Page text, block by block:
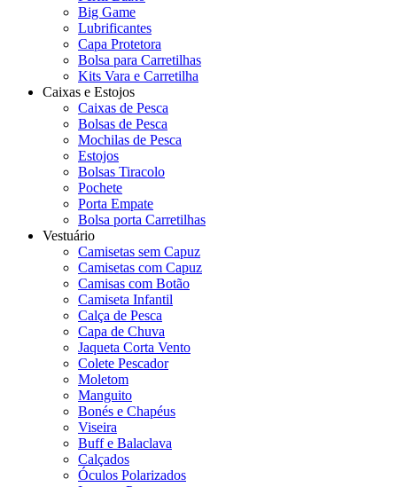
Big Game
Lubrificantes
Capa Protetora
Bolsa para Carretilhas
Kits Vara e Carretilha
Caixas e Estojos
Caixas de Pesca
Bolsas de Pesca
Mochilas de Pesca
Estojos
Bolsas Tiracolo
Pochete
Porta Empate
Bolsa porta Carretilhas
Vestuário
Camisetas sem Capuz
Camisetas com Capuz
Camisas com Botão
Camiseta Infantil
Calça de Pesca
Capa de Chuva
Jaqueta Corta Vento
Colete Pescador
Moletom
Manguito
Bonés e Chapéus
Viseira
Buff e Balaclava
Calçados
Óculos Polarizados